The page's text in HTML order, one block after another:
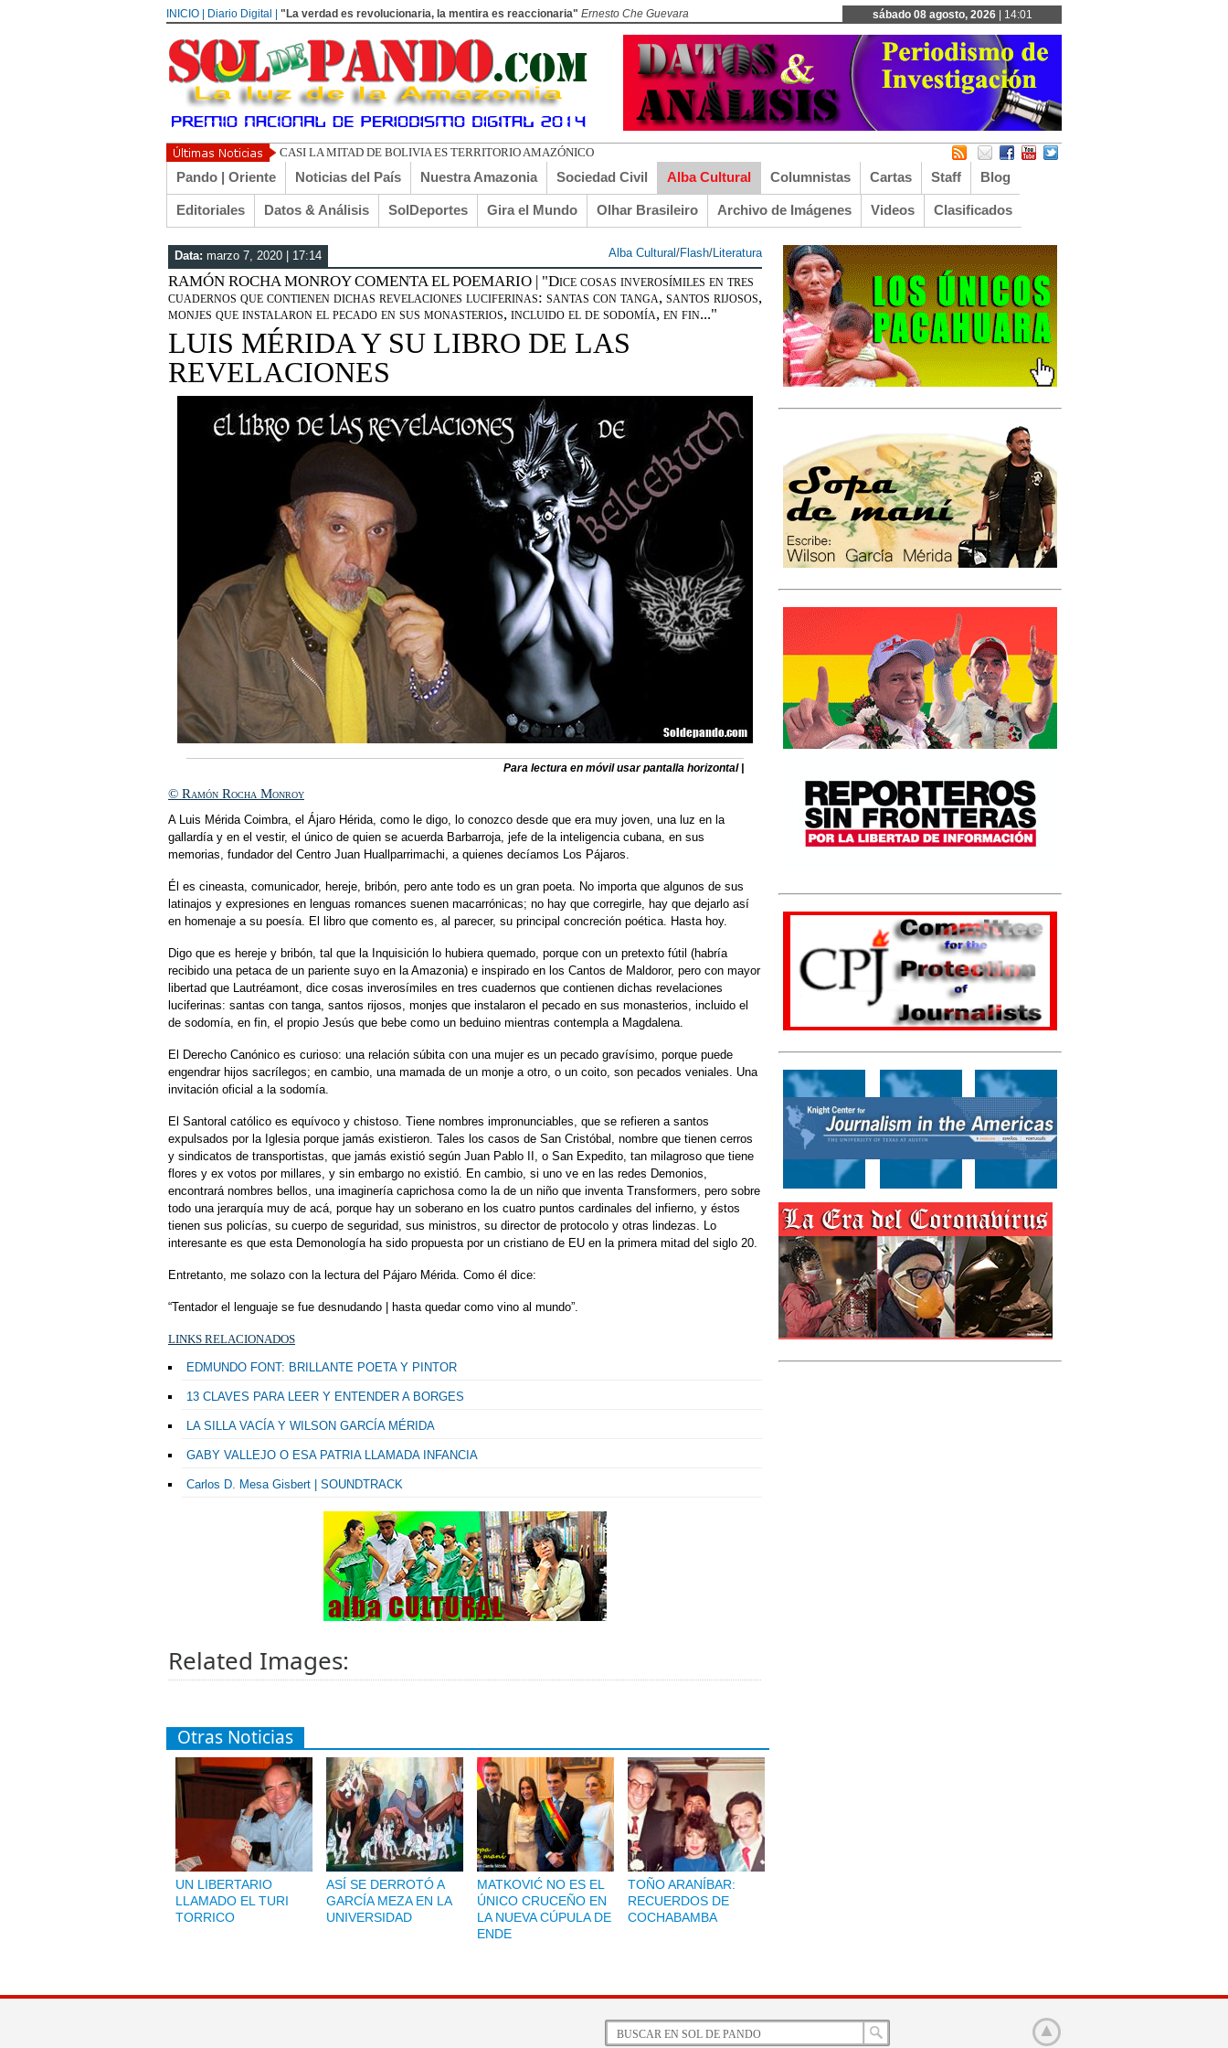
INICIO | Diario Digital | "La verdad es revolucionaria, la mentira es reaccionaria" Ernesto Che Guevara sábado 08 agosto, 2026| 14:01
CASI LA MITAD DE BOLIVIA ES TERRITORIO AMAZÓNICO
Pando | Oriente Noticias del País Nuestra Amazonia Sociedad Civil Alba Cultural Columnistas Cartas Staff Blog
Editoriales Datos & Análisis SolDeportes Gira el Mundo Olhar Brasileiro Archivo de Imágenes Videos Clasificados
Data: marzo 7, 2020 | 17:14 Alba Cultural/Flash/Literatura
RAMÓN ROCHA MONROY COMENTA EL POEMARIO | "Dice cosas inverosímiles en tres
cuadernos que contienen dichas revelaciones luciferinas: santas con tanga, santos rijosos,
monjes que instalaron el pecado en sus monasterios, incluido el de sodomía, en fin..."
LUIS MÉRIDA Y SU LIBRO DE LAS
REVELACIONES
Para lectura en móvil usar pantalla horizontal |
© Ramón Rocha Monroy
A Luis Mérida Coimbra, el Ájaro Hérida, como le digo, lo conozco desde que era muy joven, una luz en la
gallardía y en el vestir, el único de quien se acuerda Barbarroja, jefe de la inteligencia cubana, en sus
memorias, fundador del Centro Juan Huallparrimachi, a quienes decíamos Los Pájaros.
Él es cineasta, comunicador, hereje, bribón, pero ante todo es un gran poeta. No importa que algunos de sus
latinajos y expresiones en lenguas romances suenen macarrónicas; no hay que corregirle, hay que dejarlo así
en homenaje a su poesía. El libro que comento es, al parecer, su principal concreción poética. Hasta hoy.
Digo que es hereje y bribón, tal que la Inquisición lo hubiera quemado, porque con un pretexto fútil (habría
recibido una petaca de un pariente suyo en la Amazonia) e inspirado en los Cantos de Maldoror, pero con mayor
libertad que Lautréamont, dice cosas inverosímiles en tres cuadernos que contienen dichas revelaciones
luciferinas: santas con tanga, santos rijosos, monjes que instalaron el pecado en sus monasterios, incluido el
de sodomía, en fin, el propio Jesús que bebe como un beduino mientras contempla a Magdalena.
El Derecho Canónico es curioso: una relación súbita con una mujer es un pecado gravísimo, porque puede
engendrar hijos sacrílegos; en cambio, una mamada de un monje a otro, o un coito, son pecados veniales. Una
invitación oficial a la sodomía.
El Santoral católico es equívoco y chistoso. Tiene nombres impronunciables, que se refieren a santos
expulsados por la Iglesia porque jamás existieron. Tales los casos de San Cristóbal, nombre que tienen cerros
y sindicatos de transportistas, que jamás existió según Juan Pablo II, o San Expedito, tan milagroso que tiene
flores y ex votos por millares, y sin embargo no existió. En cambio, si uno ve en las redes Demonios,
encontrará nombres bellos, una imaginería caprichosa como la de un niño que inventa Transformers, pero sobre
todo una jerarquía muy de acá, porque hay un soberano en los cuatro puntos cardinales del infierno, y éstos
tienen sus policías, su cuerpo de seguridad, sus ministros, su director de protocolo y otras lindezas. Lo
interesante es que esta Demonología ha sido propuesta por un cristiano de EU en la primera mitad del siglo 20.
Entretanto, me solazo con la lectura del Pájaro Mérida. Como él dice:
“Tentador el lenguaje se fue desnudando | hasta quedar como vino al mundo”.
LINKS RELACIONADOS
EDMUNDO FONT: BRILLANTE POETA Y PINTOR
13 CLAVES PARA LEER Y ENTENDER A BORGES
LA SILLA VACÍA Y WILSON GARCÍA MÉRIDA
GABY VALLEJO O ESA PATRIA LLAMADA INFANCIA
Carlos D. Mesa Gisbert | SOUNDTRACK
Related Images:
Otras Noticias
UN LIBERTARIO
LLAMADO EL TURI
TORRICO
ASÍ SE DERROTÓ A
GARCÍA MEZA EN LA
UNIVERSIDAD
MATKOVIĆ NO ES EL
ÚNICO CRUCEÑO EN
LA NUEVA CÚPULA DE
ENDE
TOÑO ARANÍBAR:
RECUERDOS DE
COCHABAMBA